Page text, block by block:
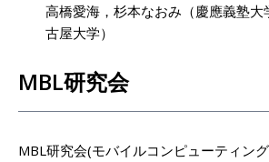
高橋愛海，杉本なおみ（慶應義塾大
古屋大学）
MBL研究会
MBL研究会(モバイルコンピューティン